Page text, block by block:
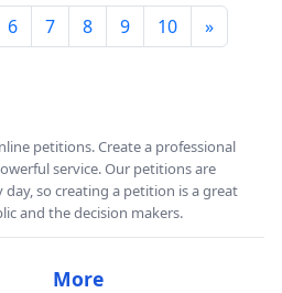
6 7 8 9 10 »
petitions. Create a professional
service. Our petitions are
so creating a petition is a great
and the decision makers.
More